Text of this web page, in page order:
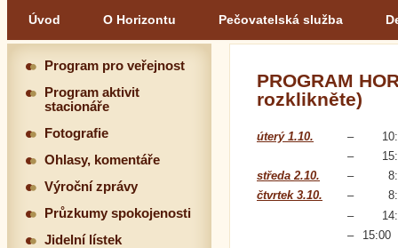
Úvod O Horizontu Pečovatelská služba
PROGRAM
rozklikněte)
úterý 1.10. –
–
středa 2.10.
–
čtvrtek 3.10.
–
–
–
15:00
Program pro veřejnost
Program aktivit
stacionáře
Fotografie
Ohlasy, komentáře
Výroční zprávy
Průzkumy spokojenosti
Jidelní lístek